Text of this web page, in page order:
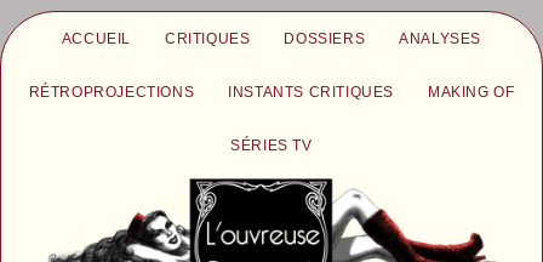
ACCUEIL CRITIQUES DOSSIERS ANALYSES
RÉTROPROJECTIONS INSTANTS CRITIQUES MAKING OF
SÉRIES TV